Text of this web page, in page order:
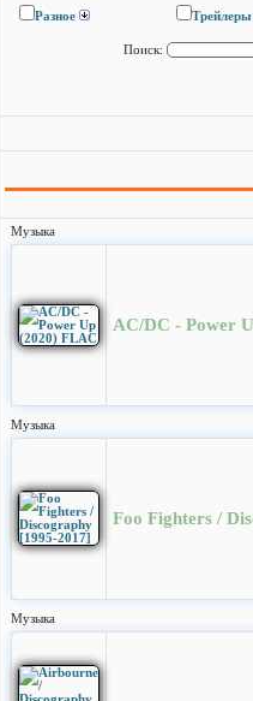
Разное Трейлеры
Поиск:
Музыка
AC/DC - Power
Музыка
Foo Fighters /
Музыка